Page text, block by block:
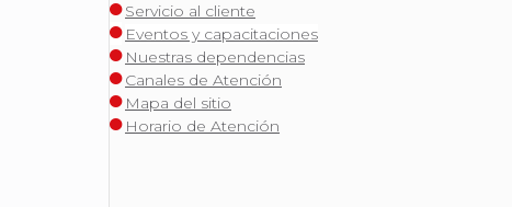
Servicio al cliente
Eventos y capacitaciones
Nuestras dependencias
Canales de Atención
Mapa del sitio
Horario de Atención